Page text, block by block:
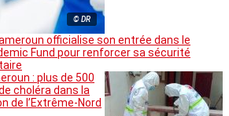
© DR
officialise son entrée dans le
Fund pour renforcer sa sécurité
: plus de 500
choléra dans la
de l’Extrême-Nord